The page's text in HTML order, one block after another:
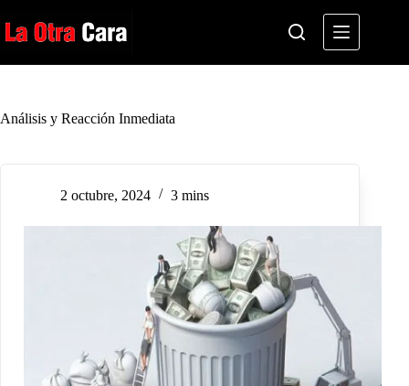
al
contenido
Análisis y Reacción Inmediata
2 octubre, 2024 3 mins